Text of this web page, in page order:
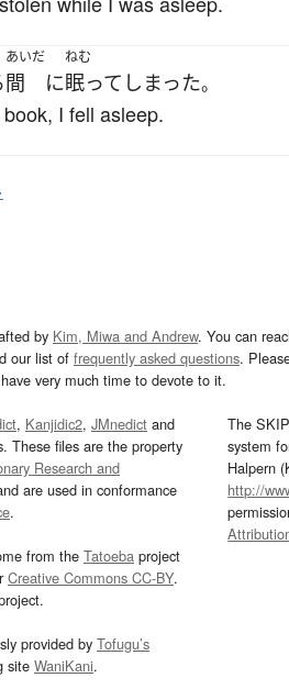
あいだ
間 に
ねむ
眠って しまった。
I fell asleep.
by Kim, Miwa and Andrew. You can
our list of frequently asked questions.
very much time to devote to it.
, Kanjidic2, JMnedict and
These files are the property
Research and
are used in conformance
.
from the Tatoeba project
Creative Commons CC-BY.
provided by Tofugu’s
site WaniKani.
The
system
Halpern
http://